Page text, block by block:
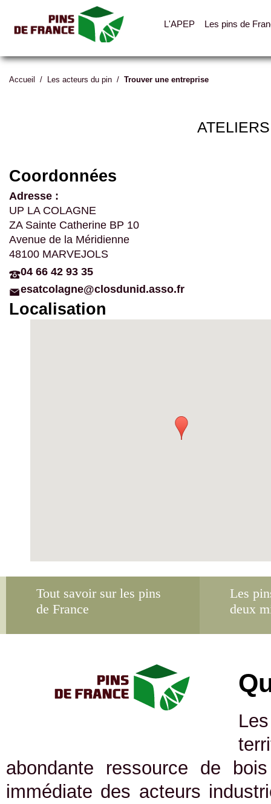
L'APEP Les pins de
Accueil / Les acteurs du pin / Trouver une entreprise
Coordonnées
Adresse :
UP LA COLAGNE
ZA Sainte Catherine BP 10
Avenue de la Méridienne
48100 MARVEJOLS
04 66 42 93 35
esatcolagne@closdunid.asso.fr
Localisation
Tout savoir sur les pins
de France
Les
deux
abondante ressource de
immédiate des acteurs